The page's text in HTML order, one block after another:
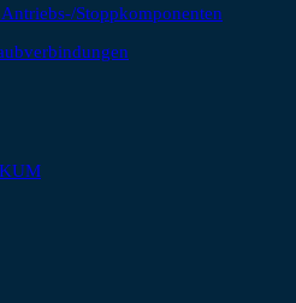
Stoppkomponenten